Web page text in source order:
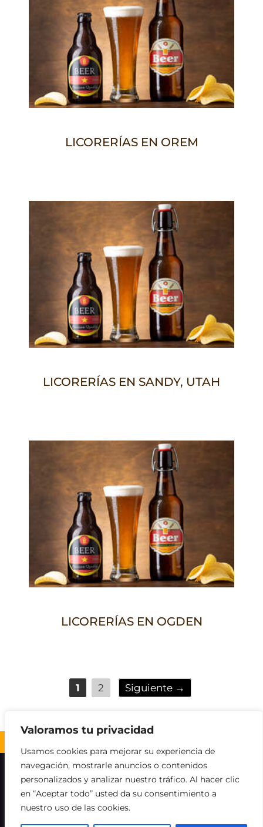
Valoramos tu privacidad
Usamos cookies para mejorar su experiencia de
navegación, mostrarle anuncios o contenidos
personalizados y analizar nuestro tráfico. Al hacer clic
en “Aceptar todo” usted da su consentimiento a
nuestro uso de las cookies.
LICORERÍAS EN OREM
LICORERÍAS EN SANDY, UTAH
LICORERÍAS EN OGDEN
Página
1 Página
2 Siguiente →
Sobre nosotros Contacto Aviso legal
Política de Cookies Política de privacidad